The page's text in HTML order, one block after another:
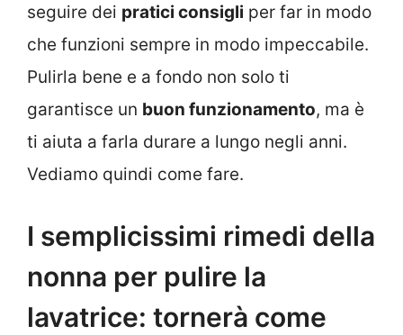
seguire dei pratici consigli per far in modo
che funzioni sempre in modo impeccabile.
Pulirla bene e a fondo non solo ti
garantisce un buon funzionamento, ma è
ti aiuta a farla durare a lungo negli anni.
Vediamo quindi come fare.
I semplicissimi rimedi della
nonna per pulire la
lavatrice: tornerà come